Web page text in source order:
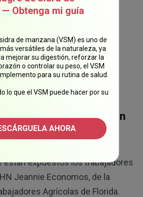
hecho. El miedo a las
falta de recursos legales y de
legal ha disminuido la
que los trabajadores
busquen justicia y
agrícolas se relacionan
de una gran lista de
están expuestos los trabajadores
Jeannie Economos, de la
Agrícolas de Florida.
— Obtenga mi guía
de manzana (VSM) es uno de
versátiles de la naturaleza, ya
mejorar su digestión, reforzar la
o controlar su peso, el VSM
para su rutina de salud.
lo que el VSM puede hacer por su
AHORA